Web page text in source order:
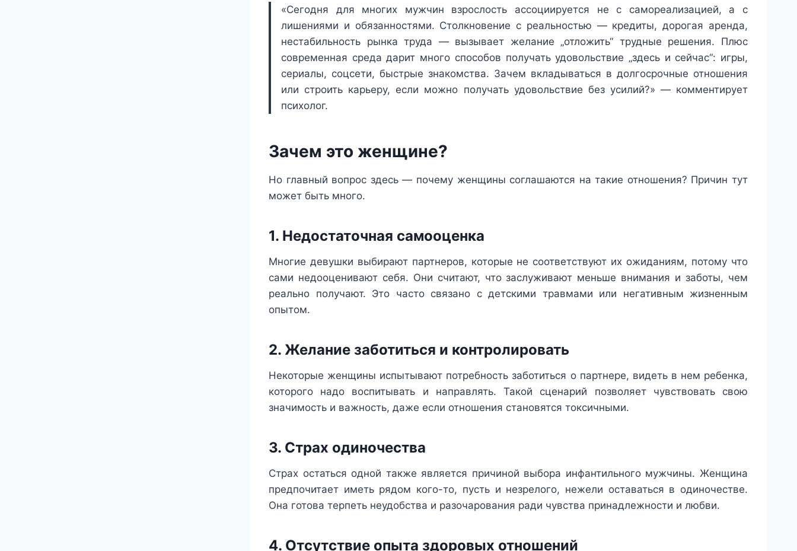
«Сегодня для многих мужчин взрослость ассоциируется не с самореализацией, а с
лишениями и обязанностями. Столкновение с реальностью — кредиты, дорогая аренда,
нестабильность рынка труда — вызывает желание „отложить“ трудные решения. Плюс
современная среда дарит много способов получать удовольствие „здесь и сейчас“: игры,
сериалы, соцсети, быстрые знакомства. Зачем вкладываться в долгосрочные отношения
или строить карьеру, если можно получать удовольствие без усилий?» — комментирует
психолог.
Зачем это женщине?
Но главный вопрос здесь — почему женщины соглашаются на такие отношения? Причин тут
может быть много.
1. Недостаточная самооценка
Многие девушки выбирают партнеров, которые не соответствуют их ожиданиям, потому что
сами недооценивают себя. Они считают, что заслуживают меньше внимания и заботы, чем
реально получают. Это часто связано с детскими травмами или негативным жизненным
опытом.
2. Желание заботиться и контролировать
Некоторые женщины испытывают потребность заботиться о партнере, видеть в нем ребенка,
которого надо воспитывать и направлять. Такой сценарий позволяет чувствовать свою
значимость и важность, даже если отношения становятся токсичными.
3. Страх одиночества
Страх остаться одной также является причиной выбора инфантильного мужчины. Женщина
предпочитает иметь рядом кого-то, пусть и незрелого, нежели оставаться в одиночестве.
Она готова терпеть неудобства и разочарования ради чувства принадлежности и любви.
4. Отсутствие опыта здоровых отношений